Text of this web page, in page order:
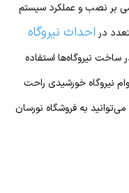
بر نصب و عملکرد سیستم
در احداث نیروگاه
ساخت نیروگاه‌ها استفاده
نیروگاه خورشیدی راحت
می‌توانید به فروشگاه نورسان